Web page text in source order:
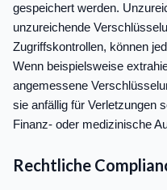
gespeichert werden.
unzureichende
Zugriffskontrollen, können
Wenn beispielsweise
angemessene
sie anfällig für Verletzungen
Finanz- oder medizinische
Rechtliche